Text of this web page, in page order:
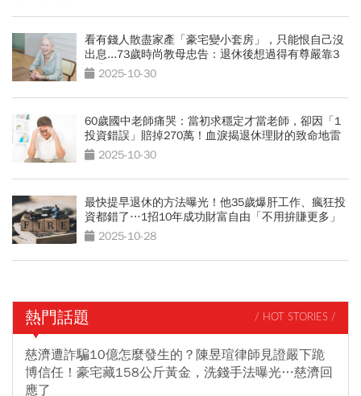
看有錢人散盡家產「豪宅變小套房」，只能恨自己沒
出息...73歲時尚教母忠告：退休後想過得有尊嚴靠3
件事2025-10-30
60歲國中老師痛哭：當初求穩定才當老師，卻因「1
投資錯誤」賠掉270萬！血淚揭退休理財的致命地雷
2025-10-30
最快提早退休的方法曝光！他35歲爆肝工作、瘋狂投
資都錯了…1招10年成功財富自由「不用拚賺更多」
2025-10-28
熱門話題 / HOT STORIES /
慈濟遭詐騙10億怎麼發生的？陳昱瑄律師見證嚴下跪
博信任！豪宅藏158公斤黃金，洗錢手法曝光…慈濟回
應了